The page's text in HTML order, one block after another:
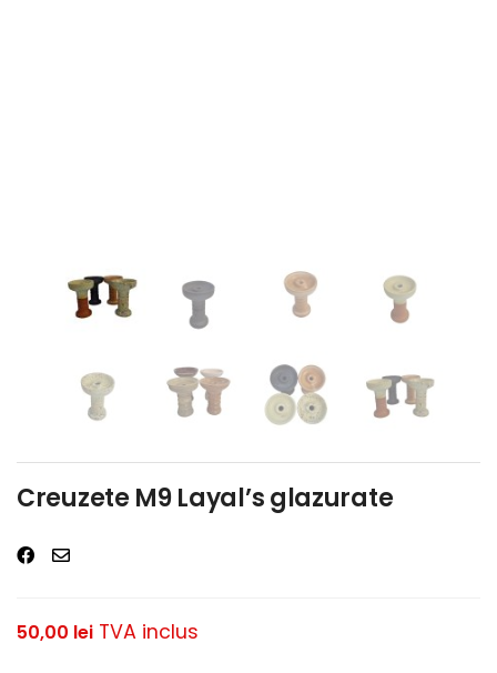
Creuzete M9 Layal’s glazurate
50,00 lei TVA inclus